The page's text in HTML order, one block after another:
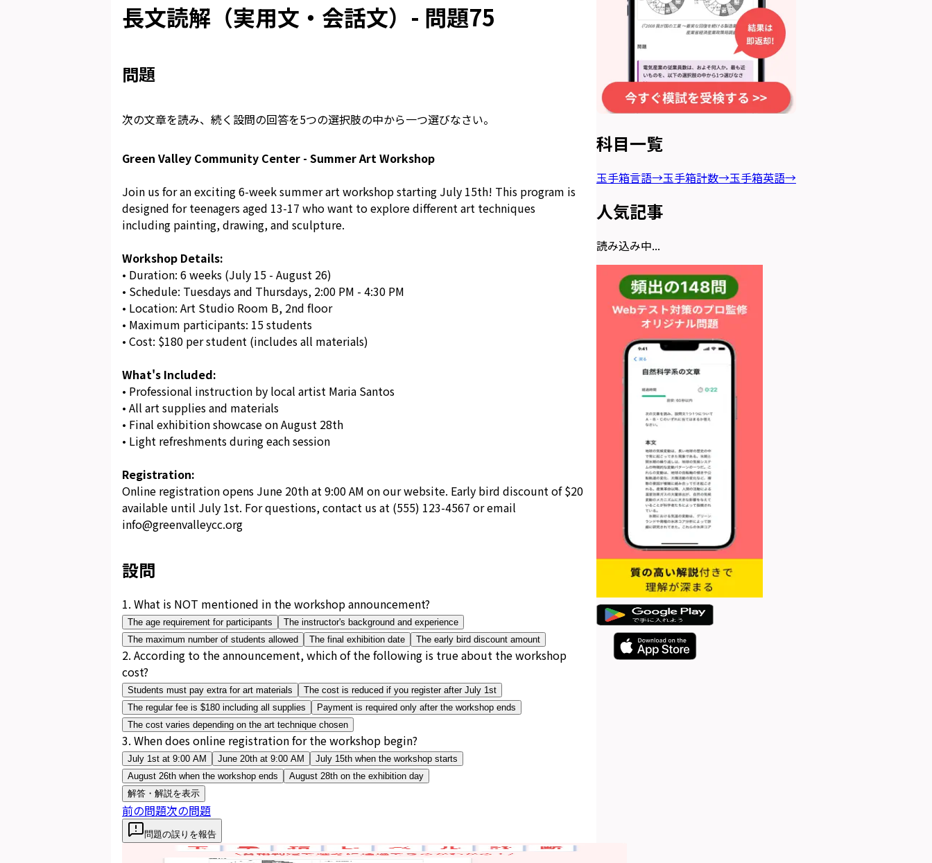
長文読解（実用文・会話文）- 問題75
問題
次の文章を読み、続く設問の回答を5つの選択肢の中から一つ選びなさい。
Green Valley Community Center - Summer Art Workshop
Join us for an exciting 6-week summer art workshop starting July 15th! This program is
designed for teenagers aged 13-17 who want to explore different art techniques
including painting, drawing, and sculpture.
Workshop Details:
• Duration: 6 weeks (July 15 - August 26)
• Schedule: Tuesdays and Thursdays, 2:00 PM - 4:30 PM
• Location: Art Studio Room B, 2nd floor
• Maximum participants: 15 students
• Cost: $180 per student (includes all materials)
What's Included:
• Professional instruction by local artist Maria Santos
• All art supplies and materials
• Final exhibition showcase on August 28th
• Light refreshments during each session
Registration:
Online registration opens June 20th at 9:00 AM on our website. Early bird discount of $20
available until July 1st. For questions, contact us at (555) 123-4567 or email
info@greenvalleycc.org
設問
1. What is NOT mentioned in the workshop announcement?
The age requirement for participants
The instructor's background and experience
The maximum number of students allowed
The final exhibition date The early bird discount amount
2. According to the announcement, which of the following is true about the workshop
cost?
Students must pay extra for art materials
The cost is reduced if you register after July 1st
The regular fee is $180 including all supplies
Payment is required only after the workshop ends
The cost varies depending on the art technique chosen
3. When does online registration for the workshop begin?
July 1st at 9:00 AM June 20th at 9:00 AM
July 15th when the workshop starts
August 26th when the workshop ends
August 28th on the exhibition day
解答・解説を表示
前の問題次の問題
問題の誤りを報告
科目一覧
玉手箱言語→玉手箱計数→玉手箱英語→
人気記事
読み込み中...